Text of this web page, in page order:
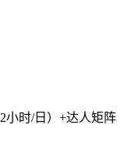
小时/日）+达人矩阵